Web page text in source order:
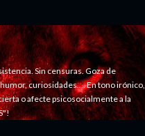
Sin censuras. Goza de
curiosidades.... En tono irónico,
o afecte psicosocialmente a la